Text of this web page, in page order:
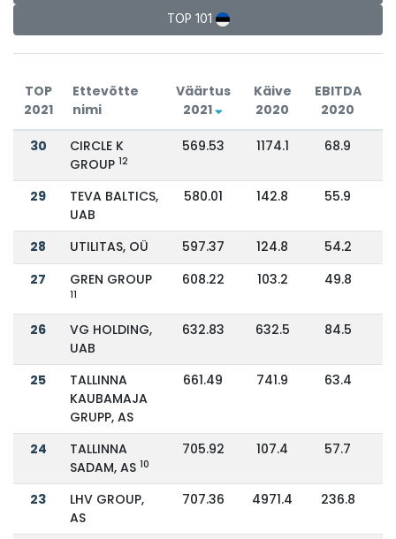
TOP 101
TOP
2021
Ettevõtte
nimi
Väärtus
2021
Käive
2020
EBITDA
2020
30
CIRCLE K
GROUP 12
569.53 1174.1 68.9
29
TEVA BALTICS,
UAB
580.01 142.8 55.9
28 UTILITAS, OÜ 597.37 124.8
54.2
27
GREN GROUP
11
608.22 103.2 49.8
26
VG HOLDING,
UAB
632.83 632.5 84.5
25
TALLINNA
KAUBAMAJA
GRUPP, AS
661.49 741.9 63.4
24
TALLINNA
SADAM, AS 10
705.92 107.4 57.7
23
LHV GROUP,
AS
707.36 4971.4 236.8